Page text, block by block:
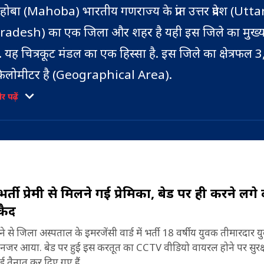
(Mahoba) भारतीय गणराज्य के प्रांत उत्तर प्रदेश
का एक जिला और शहर है यही इस जिले का
यह चित्रकूट मंडल का एक हिस्सा है. इस जिले का क्षेत्रफल
है (Geographical Area).
जिले में एक लोकसभा निर्वाचन क्षेत्र, महोबा-हमीरपुर
(Assembly constituency) .
लगभग 9 लाख है और यहां प्रति वर्ग
रहते हैं (Density). यहां का लिंग अनुपात (Sex Ratio)
की 65.27 फीसदी जनसंख्या साक्षर है. इनमें पुरुष
और महिलाओं की साक्षरता दर 53.22 फीसदी है
पढ़ें
प्रेमी से मिलने गई प्रेमिका, बेड पर ही करने लगे
से जिला अस्पताल के इमरजेंसी वार्ड में भर्ती 18 वर्षीय युवक तीमारदार
आया. बेड पर हुई इस करतूत का CCTV वीडियो वायरल होने पर